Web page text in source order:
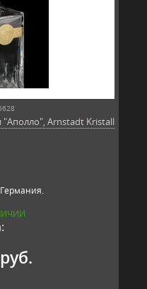
"Аполло", Arnstadt Kristall